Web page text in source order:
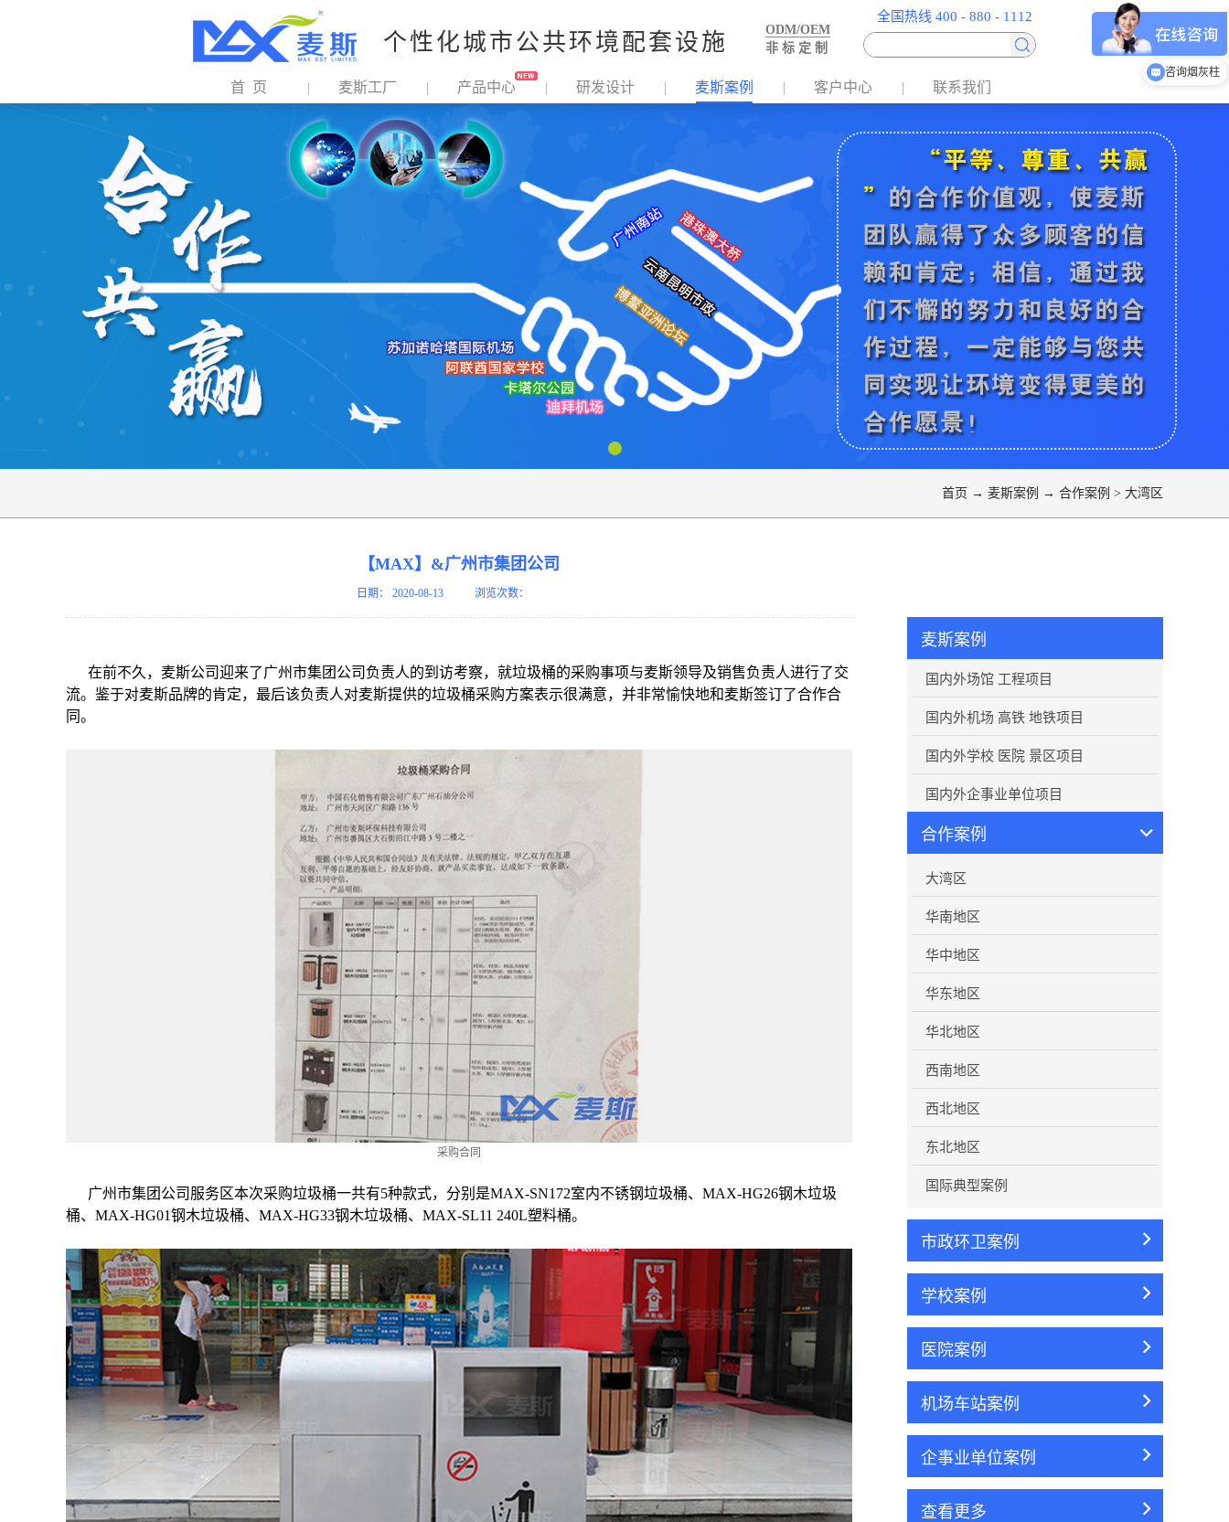
个性化城市公共环境配套设施
ODM/OEM
非 标 定 制
全国热线 400 - 880 - 1112
首 页 麦斯工厂 产品中心 研发设计 麦斯案例 客户中心 联系我们
首页 → 麦斯案例 → 合作案例 > 大湾区
麦斯案例
国内外场馆 工程项目
国内外机场 高铁 地铁项目
国内外学校 医院 景区项目
国内外企事业单位项目
合作案例
大湾区
华南地区
华中地区
华东地区
华北地区
西南地区
西北地区
东北地区
国际典型案例
市政环卫案例
学校案例
医院案例
机场车站案例
企事业单位案例
查看更多
【MAX】&广州市集团公司
日期： 2020-08-13 浏览次数：
在前不久，麦斯公司迎来了广州市集团公司负责人的到访考察，就垃圾桶的采购事项与麦斯领导及销售负责人进行了交
流。鉴于对麦斯品牌的肯定，最后该负责人对麦斯提供的垃圾桶采购方案表示很满意，并非常愉快地和麦斯签订了合作合
同。
采购合同
广州市集团公司服务区本次采购垃圾桶一共有5种款式，分别是MAX-SN172室内不锈钢垃圾桶、MAX-HG26钢木垃圾
桶、MAX-HG01钢木垃圾桶、MAX-HG33钢木垃圾桶、MAX-SL11 240L塑料桶。
咨询垃圾分类房